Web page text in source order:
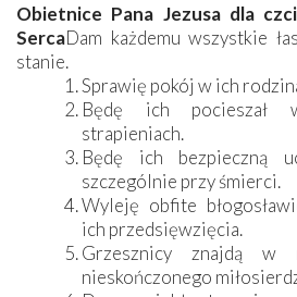
Obietnice Pana Jezusa dla
SercaDam każdemu wszystkie
stanie.
Sprawię pokój w ich
Będę ich pocieszał
strapieniach.
Będę ich bezpieczną
szczególnie przy śmierci.
Wyleję obfite
ich przedsięwzięcia.
Grzesznicy znajdą w
nieskończonego